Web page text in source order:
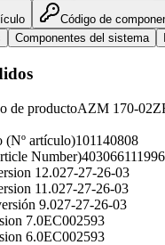
Código de
Componentes del sistema
de productoAZM 170-
(Nº artículo)101140808
Number)
12.027-27-26-03
11.027-27-26-03
9.027-27-26-03
7.0EC002593
6.0EC002593